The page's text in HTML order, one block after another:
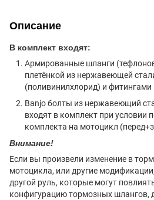
Описание
В комплект входят:
Армированные шланги
плетёнкой из нержавеющей
(поливинилхлорид) и
Banjo болты из нержавеющий
входят в комплект при условии
комплекта на мотоцикл
Внимание!
Если вы произвели изменение в
мотоцикла, или другие
другой руль, которые могут
конфигурацию тормозных шлангов,